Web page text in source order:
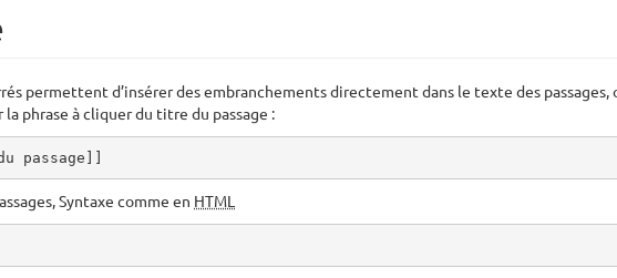
permettent d’insérer des embranchements directement dans le texte des
phrase à cliquer du titre du passage :
passage]]
Syntaxe comme en HTML